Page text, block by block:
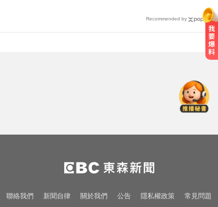
Recommended by
域 造成4人喪命
三商美邦人壽將下市！8/20停牌 千
張大戶還有252人
MLB／大谷10局致勝安當救世主！
聯絡我們 新聞自律 關於我們 公告 隱私權政策 常見問題